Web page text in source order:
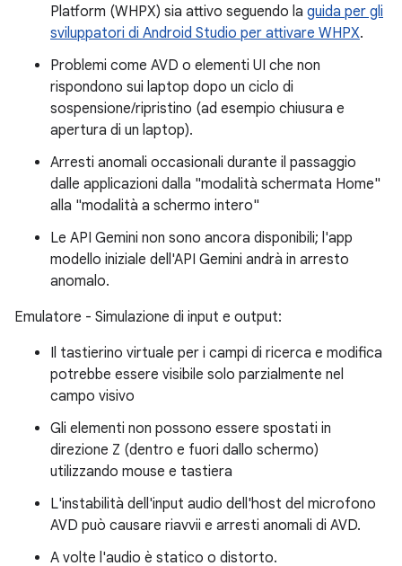
Platform (WHPX) sia attivo seguendo la guida per gli
sviluppatori di Android Studio per attivare WHPX.
Problemi come AVD o elementi UI che non
rispondono sui laptop dopo un ciclo di
sospensione/ripristino (ad esempio chiusura e
apertura di un laptop).
Arresti anomali occasionali durante il passaggio
dalle applicazioni dalla "modalità schermata Home"
alla "modalità a schermo intero"
Le API Gemini non sono ancora disponibili; l'app
modello iniziale dell'API Gemini andrà in arresto
anomalo.
Emulatore - Simulazione di input e output:
Il tastierino virtuale per i campi di ricerca e modifica
potrebbe essere visibile solo parzialmente nel
campo visivo
Gli elementi non possono essere spostati in
direzione Z (dentro e fuori dallo schermo)
utilizzando mouse e tastiera
L'instabilità dell'input audio dell'host del microfono
AVD può causare riavvii e arresti anomali di AVD.
A volte l'audio è statico o distorto.